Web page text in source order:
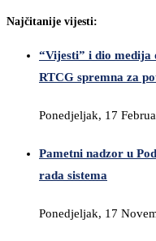
Najčitanije vijesti:
“Vijesti” i dio medija
RTCG spremna za
Ponedjeljak, 17
Pametni nadzor u
rada sistema
Ponedjeljak, 17